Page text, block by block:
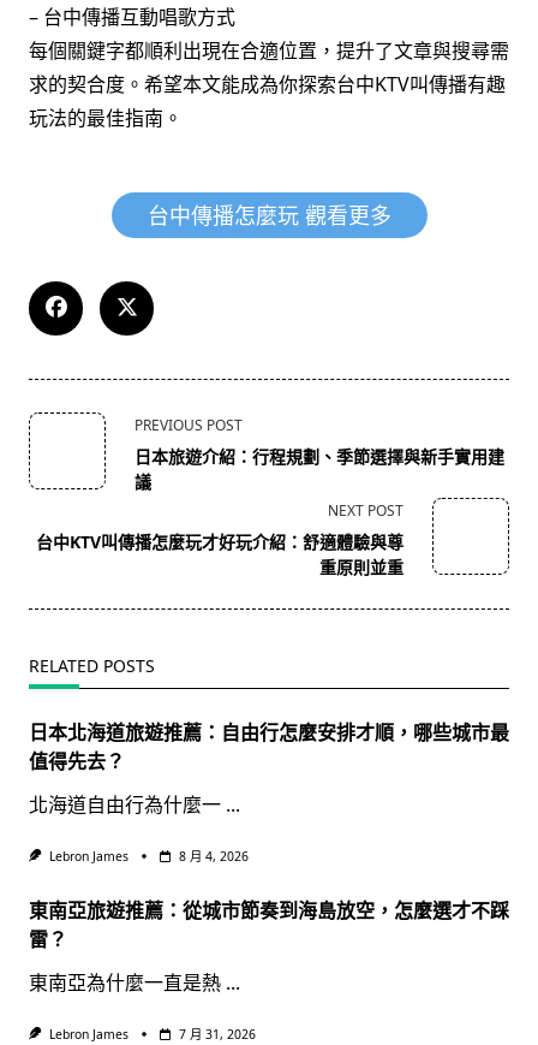
– 台中傳播互動唱歌方式
每個關鍵字都順利出現在合適位置，提升了文章與搜尋需
求的契合度。希望本文能成為你探索台中KTV叫傳播有趣
玩法的最佳指南。
台中傳播怎麼玩 觀看更多
<span
class="nav-
subtitle
reader-
PREVIOUS POST
日本旅遊介紹：行程規劃、季節選擇與新手實用建
議
NEXT POST
台中KTV叫傳播怎麼玩才好玩介紹：舒適體驗與尊
重原則並重
RELATED POSTS
日本北海道旅遊推薦：自由行怎麼安排才順，哪些城市最
值得先去？
北海道自由行為什麼一 ...
Lebron James 8 月 4, 2026
東南亞旅遊推薦：從城市節奏到海島放空，怎麼選才不踩
雷？
東南亞為什麼一直是熱 ...
Lebron James 7 月 31, 2026